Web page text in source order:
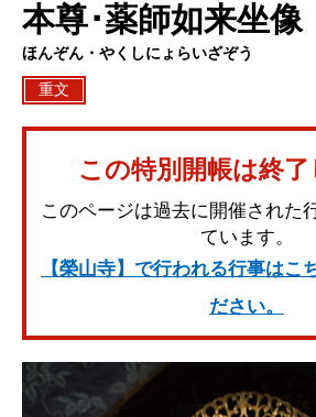
祈りの回廊コラム
本尊･薬師如来坐像
ほんぞん・やくしにょらいざぞう
重文
この特別開帳は終
このページは過去に開催された
ています。
【榮山寺】で行われる行事はこ
ださい。